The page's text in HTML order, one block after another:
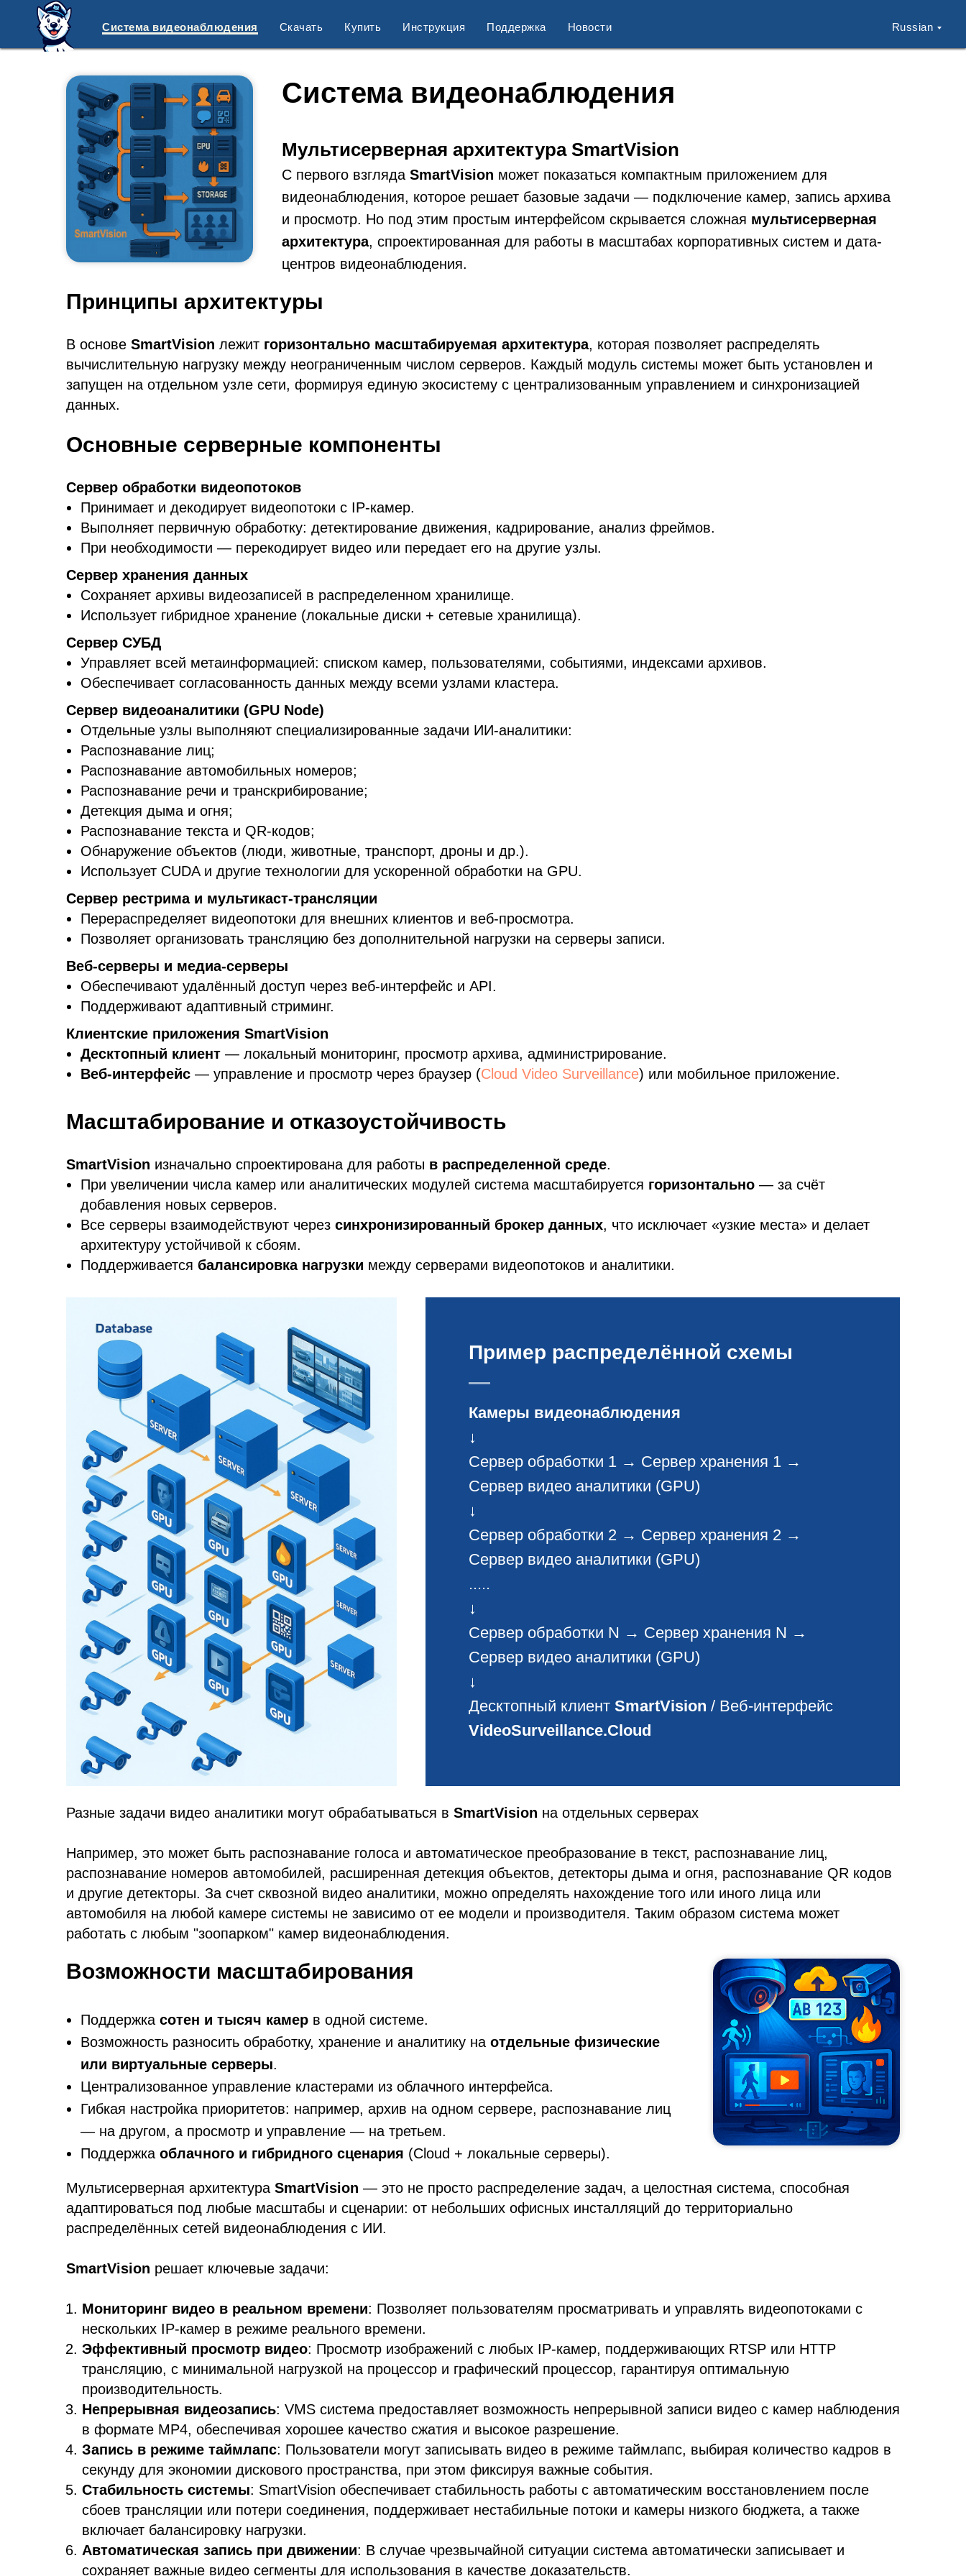
Система видеонаблюдения Скачать Купить Инструкция Поддержка Новости Russian
Система видеонаблюдения
Мультисерверная архитектура SmartVision
С первого взгляда SmartVision может показаться компактным приложением для
видеонаблюдения, которое решает базовые задачи — подключение камер, запись архива
и просмотр. Но под этим простым интерфейсом скрывается сложная мультисерверная
архитектура, спроектированная для работы в масштабах корпоративных систем и дата-
центров видеонаблюдения.
Принципы архитектуры
В основе SmartVision лежит горизонтально масштабируемая архитектура, которая позволяет распределять
вычислительную нагрузку между неограниченным числом серверов. Каждый модуль системы может быть установлен и
запущен на отдельном узле сети, формируя единую экосистему с централизованным управлением и синхронизацией
данных.
Основные серверные компоненты
Сервер обработки видеопотоков
Принимает и декодирует видеопотоки с IP-камер.
Выполняет первичную обработку: детектирование движения, кадрирование, анализ фреймов.
При необходимости — перекодирует видео или передает его на другие узлы.
Сервер хранения данных
Сохраняет архивы видеозаписей в распределенном хранилище.
Использует гибридное хранение (локальные диски + сетевые хранилища).
Сервер СУБД
Управляет всей метаинформацией: списком камер, пользователями, событиями, индексами архивов.
Обеспечивает согласованность данных между всеми узлами кластера.
Сервер видеоаналитики (GPU Node)
Отдельные узлы выполняют специализированные задачи ИИ-аналитики:
Распознавание лиц;
Распознавание автомобильных номеров;
Распознавание речи и транскрибирование;
Детекция дыма и огня;
Распознавание текста и QR-кодов;
Обнаружение объектов (люди, животные, транспорт, дроны и др.).
Использует CUDA и другие технологии для ускоренной обработки на GPU.
Сервер рестрима и мультикаст-трансляции
Перераспределяет видеопотоки для внешних клиентов и веб-просмотра.
Позволяет организовать трансляцию без дополнительной нагрузки на серверы записи.
Веб-серверы и медиа-серверы
Обеспечивают удалённый доступ через веб-интерфейс и API.
Поддерживают адаптивный стриминг.
Клиентские приложения SmartVision
Десктопный клиент — локальный мониторинг, просмотр архива, администрирование.
Веб-интерфейс — управление и просмотр через браузер (Сloud Video Surveillance) или мобильное приложение.
Масштабирование и отказоустойчивость
SmartVision изначально спроектирована для работы в распределенной среде.
При увеличении числа камер или аналитических модулей система масштабируется горизонтально — за счёт
добавления новых серверов.
Все серверы взаимодействуют через синхронизированный брокер данных, что исключает «узкие места» и делает
архитектуру устойчивой к сбоям.
Поддерживается балансировка нагрузки между серверами видеопотоков и аналитики.
Пример распределённой схемы
Камеры видеонаблюдения
↓
Сервер обработки 1 → Сервер хранения 1 →
Сервер видео аналитики (GPU)
↓
Сервер обработки 2 → Сервер хранения 2 →
Сервер видео аналитики (GPU)
.....
↓
Сервер обработки N → Сервер хранения N →
Сервер видео аналитики (GPU)
↓
Десктопный клиент SmartVision / Веб-интерфейс
VideoSurveillance.Cloud
Разные задачи видео аналитики могут обрабатываться в SmartVision на отдельных серверах
Например, это может быть распознавание голоса и автоматическое преобразование в текст, распознавание лиц,
распознавание номеров автомобилей, расширенная детекция объектов, детекторы дыма и огня, распознавание QR кодов
и другие детекторы. За счет сквозной видео аналитики, можно определять нахождение того или иного лица или
автомобиля на любой камере системы не зависимо от ее модели и производителя. Таким образом система может
работать с любым "зоопарком" камер видеонаблюдения.
Возможности масштабирования
Поддержка сотен и тысяч камер в одной системе.
Возможность разносить обработку, хранение и аналитику на отдельные физические
или виртуальные серверы.
Централизованное управление кластерами из облачного интерфейса.
Гибкая настройка приоритетов: например, архив на одном сервере, распознавание лиц
— на другом, а просмотр и управление — на третьем.
Поддержка облачного и гибридного сценария (Cloud + локальные серверы).
Мультисерверная архитектура SmartVision — это не просто распределение задач, а целостная система, способная
адаптироваться под любые масштабы и сценарии: от небольших офисных инсталляций до территориально
распределённых сетей видеонаблюдения с ИИ.
SmartVision решает ключевые задачи:
Мониторинг видео в реальном времени: Позволяет пользователям просматривать и управлять видеопотоками с
нескольких IP-камер в режиме реального времени.
Эффективный просмотр видео: Просмотр изображений с любых IP-камер, поддерживающих RTSP или HTTP
трансляцию, с минимальной нагрузкой на процессор и графический процессор, гарантируя оптимальную
производительность.
Непрерывная видеозапись: VMS система предоставляет возможность непрерывной записи видео с камер наблюдения
в формате MP4, обеспечивая хорошее качество сжатия и высокое разрешение.
Запись в режиме таймлапс: Пользователи могут записывать видео в режиме таймлапс, выбирая количество кадров в
секунду для экономии дискового пространства, при этом фиксируя важные события.
Стабильность системы: SmartVision обеспечивает стабильность работы с автоматическим восстановлением после
сбоев трансляции или потери соединения, поддерживает нестабильные потоки и камеры низкого бюджета, а также
включает балансировку нагрузки.
Автоматическая запись при движении: В случае чрезвычайной ситуации система автоматически записывает и
сохраняет важные видео сегменты для использования в качестве доказательств.